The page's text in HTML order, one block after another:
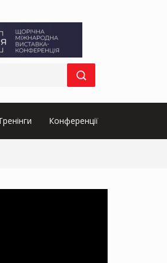
Конференції